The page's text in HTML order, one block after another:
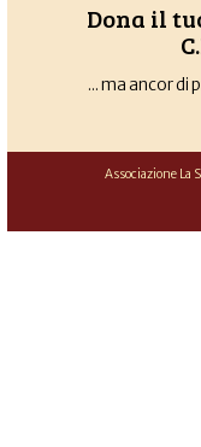
Dona il
... ma ancor di
Associazione La